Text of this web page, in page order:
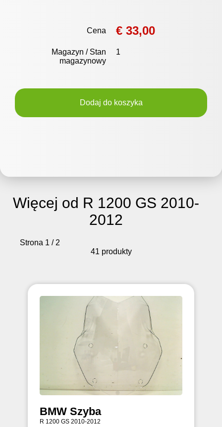
Cena € 33,00
Magazyn / Stan
magazynowy
1
Dodaj do koszyka
Więcej od R 1200 GS 2010-
2012
Strona 1 / 2
41 produkty
BMW Szyba
R 1200 GS 2010-2012